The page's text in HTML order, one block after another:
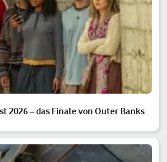
2026 – das Finale von Outer Banks